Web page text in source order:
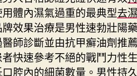
體內濕氣過重的最典型去
效果治療是男性速勃壯陽
師診斷並由抗甲癬油劑推
快速參考不絕的戰鬥力性
腔內的細菌數量。男性持